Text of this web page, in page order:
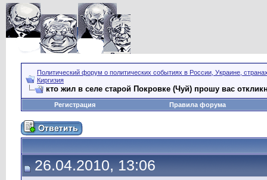
Политический форум о политических событиях в России, Украине,
Киргизия
кто жил в селе старой Покровке (Чуй) прошу вас
Регистрация Правила форума
26.04.2010, 13:06